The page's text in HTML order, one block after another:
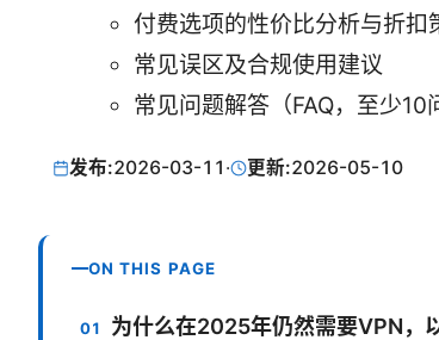
付费选项的性价比分析与折
常见误区及合规使用建议
常见问题解答（FAQ，至少10
发布:2026-03-11 · 更新:2026-05-10
ON THIS PAGE
为什么在2025年仍然需要VPN，